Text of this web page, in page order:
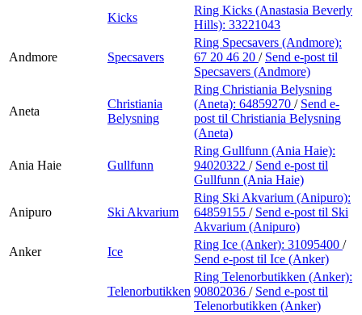
Kicks
Ring Kicks (Anastasia Beverly
Hills): 33221043
Andmore Specsavers
Ring Specsavers (Andmore):
67 20 46 20 / Send e-post til
Specsavers (Andmore)
Aneta
Christiania
Belysning
Ring Christiania Belysning
(Aneta): 64859270 / Send e-
post til Christiania Belysning
(Aneta)
Ania Haie Gullfunn
Ring Gullfunn (Ania Haie):
94020322 / Send e-post til
Gullfunn (Ania Haie)
Anipuro Ski Akvarium
Ring Ski Akvarium (Anipuro):
64859155 / Send e-post til Ski
Akvarium (Anipuro)
Anker
Ice
Ring Ice (Anker): 31095400 /
Send e-post til Ice (Anker)
Telenorbutikken
Ring Telenorbutikken (Anker):
90802036 / Send e-post til
Telenorbutikken (Anker)